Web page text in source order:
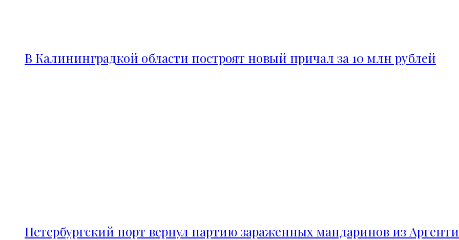
В Калининградкой области построят новый причал за 10 млн рублей
Петербургский порт вернул партию зараженных мандаринов из